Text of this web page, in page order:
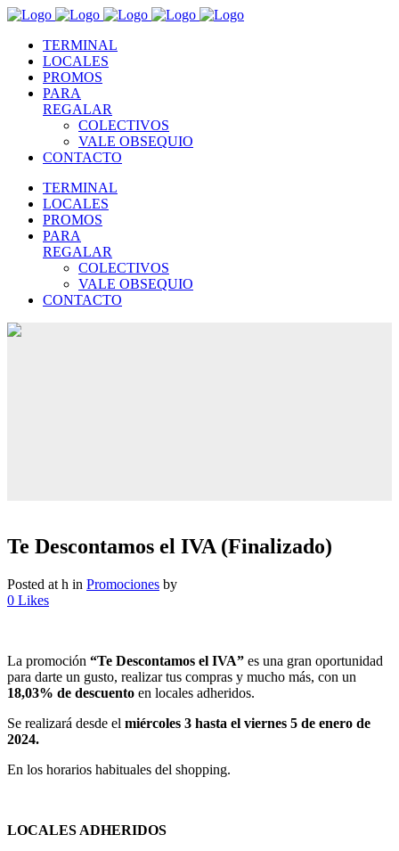
TERMINAL
LOCALES
PROMOS
PARA
REGALAR
COLECTIVOS
VALE OBSEQUIO
CONTACTO
TERMINAL
LOCALES
PROMOS
PARA
REGALAR
COLECTIVOS
VALE OBSEQUIO
CONTACTO
Te Descontamos el IVA (Finalizado)
Posted at h in Promociones by
0 Likes
La promoción “Te Descontamos el IVA” es una gran oportunidad
para darte un gusto, realizar tus compras y mucho más, con un
18,03% de descuento en locales adheridos.
Se realizará desde el miércoles 3 hasta el viernes 5 de enero de
2024.
En los horarios habituales del shopping.
LOCALES ADHERIDOS